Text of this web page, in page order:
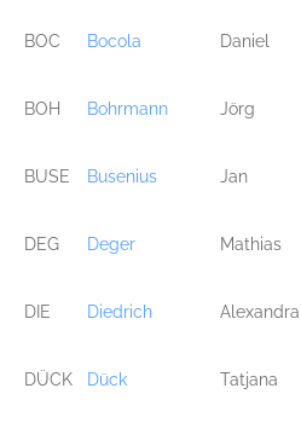
BOC Bocola Daniel
BOH Bohrmann Jörg
BUSE Busenius Jan
DEG Deger Mathias
DIE Diedrich Alexandra
DÜCK Dück Tatjana